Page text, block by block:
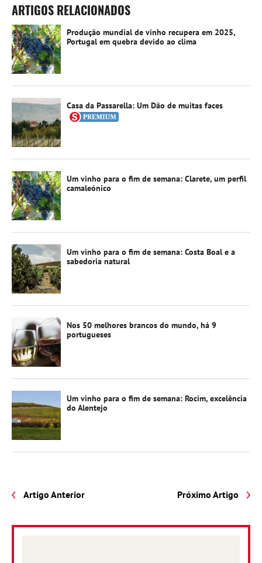
ARTIGOS RELACIONADOS
Produção mundial de vinho recupera em 2025,
Portugal em quebra devido ao clima
Casa da Passarella: Um Dão de muitas faces
Um vinho para o fim de semana: Clarete, um perfil
camaleónico
Um vinho para o fim de semana: Costa Boal e a
sabedoria natural
Nos 50 melhores brancos do mundo, há 9
portugueses
Um vinho para o fim de semana: Rocim, excelência
do Alentejo
Artigo Anterior Próximo Artigo